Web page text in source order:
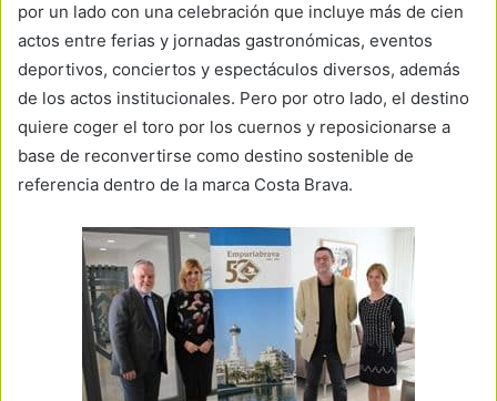
por un lado con una celebración que incluye más de cien
actos entre ferias y jornadas gastronómicas, eventos
deportivos, conciertos y espectáculos diversos, además
de los actos institucionales. Pero por otro lado, el destino
quiere coger el toro por los cuernos y reposicionarse a
base de reconvertirse como destino sostenible de
referencia dentro de la marca Costa Brava.